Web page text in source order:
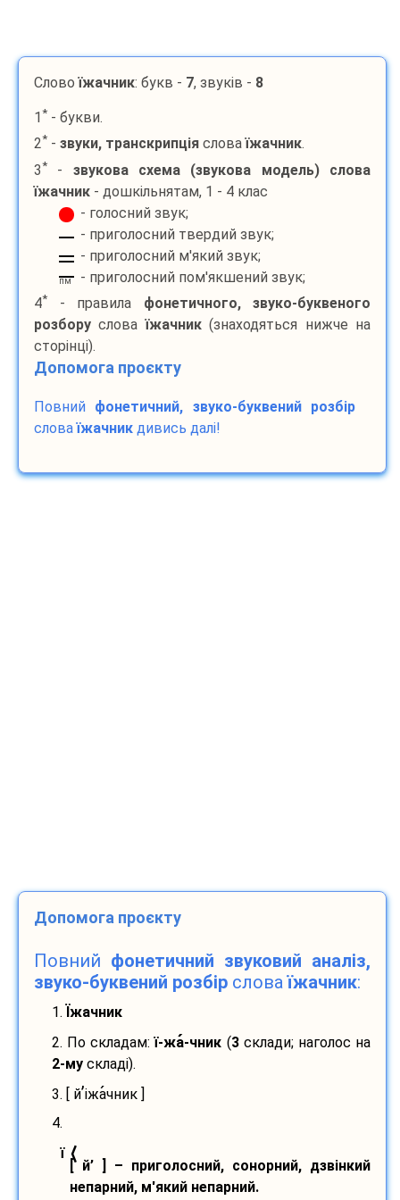
Словоїжачник: букв - 7, звуків - 8
1 * - букви.
2* - звуки, транскрипція словаїжачник.
3* - звукова схема (звукова модель) слова
їжачник - дошкільнятам, 1 - 4 клас
- голосний звук;
- приголосний твердий звук;
- приголосний м'який звук;
пм
- приголосний пом'якшений звук;
4* - правила фонетичного, звуко-буквеного
розбору словаїжачник(знаходяться нижче на
сторінці).
Допомога проєкту
Повний фонетичний, звуко-буквений розбір
словаїжачник дивись далі!
Допомога проєкту
Повний фонетичний звуковий аналіз,
звуко-буквений розбір словаїжачник:
1. Їжачник
2. По складам:ї-жа-чник (3склади; наголос на
2-му складі).
3. [ й’іжачник ]
4.
ї ⟨
[ й’ ] – приголосний, сонорний, дзвінкий
непарний, м'який непарний.